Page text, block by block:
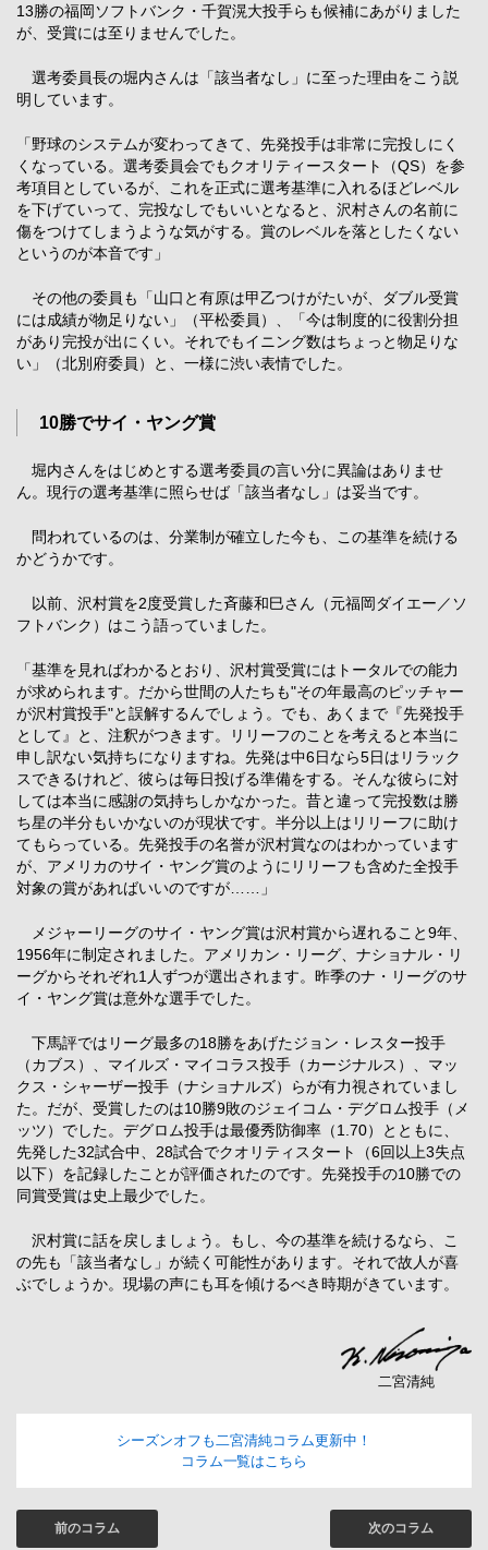
13勝の福岡ソフトバンク・千賀滉大投手らも候補にあがりました
が、受賞には至りませんでした。
選考委員長の堀内さんは「該当者なし」に至った理由をこう説
明しています。
「野球のシステムが変わってきて、先発投手は非常に完投しにく
くなっている。選考委員会でもクオリティースタート（QS）を参
考項目としているが、これを正式に選考基準に入れるほどレベル
を下げていって、完投なしでもいいとなると、沢村さんの名前に
傷をつけてしまうような気がする。賞のレベルを落としたくない
というのが本音です」
その他の委員も「山口と有原は甲乙つけがたいが、ダブル受賞
には成績が物足りない」（平松委員）、「今は制度的に役割分担
があり完投が出にくい。それでもイニング数はちょっと物足りな
い」（北別府委員）と、一様に渋い表情でした。
10勝でサイ・ヤング賞
堀内さんをはじめとする選考委員の言い分に異論はありませ
ん。現行の選考基準に照らせば「該当者なし」は妥当です。
問われているのは、分業制が確立した今も、この基準を続ける
かどうかです。
以前、沢村賞を2度受賞した斉藤和巳さん（元福岡ダイエー／ソ
フトバンク）はこう語っていました。
「基準を見ればわかるとおり、沢村賞受賞にはトータルでの能力
が求められます。だから世間の人たちも"その年最高のピッチャー
が沢村賞投手"と誤解するんでしょう。でも、あくまで『先発投手
として』と、注釈がつきます。リリーフのことを考えると本当に
申し訳ない気持ちになりますね。先発は中6日なら5日はリラック
スできるけれど、彼らは毎日投げる準備をする。そんな彼らに対
しては本当に感謝の気持ちしかなかった。昔と違って完投数は勝
ち星の半分もいかないのが現状です。半分以上はリリーフに助け
てもらっている。先発投手の名誉が沢村賞なのはわかっています
が、アメリカのサイ・ヤング賞のようにリリーフも含めた全投手
対象の賞があればいいのですが……」
メジャーリーグのサイ・ヤング賞は沢村賞から遅れること9年、
1956年に制定されました。アメリカン・リーグ、ナショナル・リ
ーグからそれぞれ1人ずつが選出されます。昨季のナ・リーグのサ
イ・ヤング賞は意外な選手でした。
下馬評ではリーグ最多の18勝をあげたジョン・レスター投手
（カブス）、マイルズ・マイコラス投手（カージナルス）、マッ
クス・シャーザー投手（ナショナルズ）らが有力視されていまし
た。だが、受賞したのは10勝9敗のジェイコム・デグロム投手（メ
ッツ）でした。デグロム投手は最優秀防御率（1.70）とともに、
先発した32試合中、28試合でクオリティスタート（6回以上3失点
以下）を記録したことが評価されたのです。先発投手の10勝での
同賞受賞は史上最少でした。
沢村賞に話を戻しましょう。もし、今の基準を続けるなら、こ
の先も「該当者なし」が続く可能性があります。それで故人が喜
ぶでしょうか。現場の声にも耳を傾けるべき時期がきています。
二宮清純
シーズンオフも二宮清純コラム更新中！
コラム一覧はこちら
前のコラム 次のコラム